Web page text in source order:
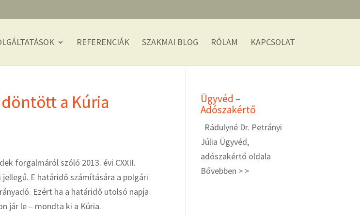
REFERENCIÁK SZAKMAI BLOG RÓLAM KAPCSOLAT
a Kúria
forgalmáról szóló 2013. évi CXXII.
E határidő számítására a polgári
Ezért ha a határidő utolsó napja
jár le – mondta ki a Kúria.
Ügyvéd –
Adószakértő
Rádulyné Dr. Petrányi
Júlia Ügyvéd,
adószakértő oldala
Bővebben > >